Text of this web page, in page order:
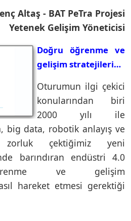
Altaş - BAT PeTra Projesi
Yetenek Gelişim Yöneticisi
Doğru öğrenme ve
gelişim stratejileri…
Oturumun ilgi çekici
konularından biri
2000 yılı ile
big data, robotik anlayış ve
çektiğimiz yeni
barındıran endüstri 4.0
ve gelişim
hareket etmesi gerektiği